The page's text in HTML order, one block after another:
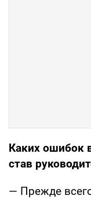
Каких ошибок
став
— Прежде